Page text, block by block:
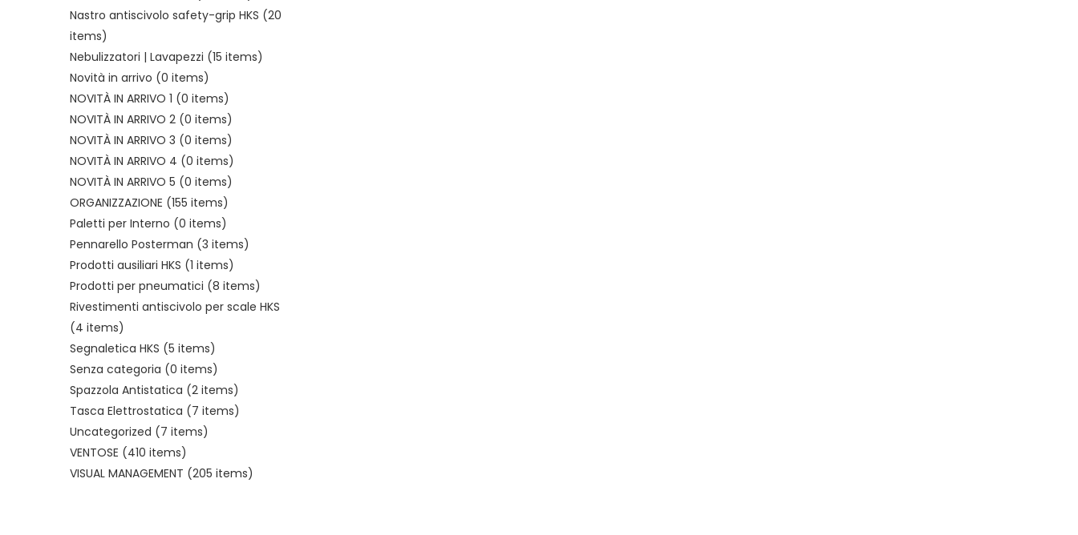
Nastro antiscivolo safety-grip HKS (20
items)
Nebulizzatori | Lavapezzi (15 items)
Novità in arrivo (0 items)
NOVITÀ IN ARRIVO 1 (0 items)
NOVITÀ IN ARRIVO 2 (0 items)
NOVITÀ IN ARRIVO 3 (0 items)
NOVITÀ IN ARRIVO 4 (0 items)
NOVITÀ IN ARRIVO 5 (0 items)
ORGANIZZAZIONE (155 items)
Paletti per Interno (0 items)
Pennarello Posterman (3 items)
Prodotti ausiliari HKS (1 items)
Prodotti per pneumatici (8 items)
Rivestimenti antiscivolo per scale HKS
(4 items)
Segnaletica HKS (5 items)
Senza categoria (0 items)
Spazzola Antistatica (2 items)
Tasca Elettrostatica (7 items)
Uncategorized (7 items)
VENTOSE (410 items)
VISUAL MANAGEMENT (205 items)